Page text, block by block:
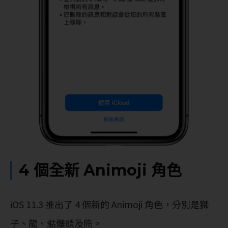
4 個全新 Animoji 角色
iOS 11.3 推出了 4 個新的 Animoji 角色，分別是獅
子、龍、骷髏頭及熊。